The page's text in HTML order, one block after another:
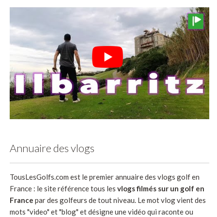
Annuaire des vlogs
TousLesGolfs.com est le premier annuaire des vlogs golf en
France : le site référence tous les vlogs filmés sur un golf en
France par des golfeurs de tout niveau. Le mot vlog vient des
mots "video" et "blog" et désigne une vidéo qui raconte ou